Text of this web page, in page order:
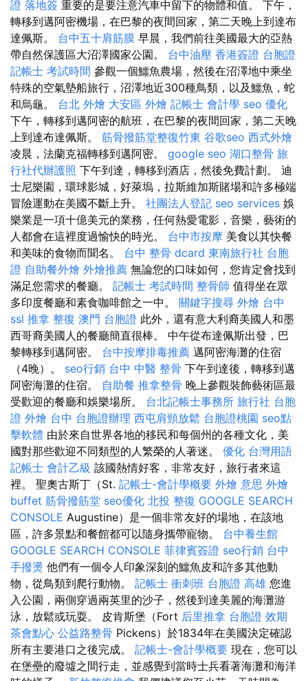
證 落地簽 重要的是要注意汽車中留下的物體和值。 下午，
轉移到邁阿密機場，在巴黎的夜間回家，第二天晚上到達布
達佩斯。 台中五十肩筋膜 早晨，我們前往美國最大的亞熱
帶自然保護區大沼澤國家公園。 台中油壓 香港簽證 台胞證
記帳士 考試時間 參觀一個鱷魚農場，然後在沼澤地中乘坐
特殊的空氣墊船旅行，沼澤地近300種鳥類，以及鱷魚，蛇
和烏龜。 台北 外燴 大安區 外燴 記帳士 會計學 seo 優化
下午，轉移到邁阿密的航班，在巴黎的夜間回家，第二天晚
上到達布達佩斯。 筋骨撥筋堂整復竹東 谷歌seo 西式外燴
凌晨，法蘭克福轉移到邁阿密。 google seo 湖口整骨 旅
行社代辦護照 下午到達，轉移到酒店，然後免費計劃。 迪
士尼樂園，環球影城，好萊塢，拉斯維加斯賭場和許多極端
冒險運動在美國不斷上升。 社團法人登記 seo services 娛
樂業是一項十億美元的業務，任何熱愛電影，音樂，藝術的
人都會在這裡度過愉快的時光。 台中市按摩 美食以其快餐
和美味的食物而聞名。 台中 整骨 dcard 東南旅行社 台胞
證 自助餐外燴 外燴推薦 無論您的口味如何，您肯定會找到
滿足您需求的餐廳。 記帳士 考試時間 整骨師 值得坐在眾
多印度餐廳和素食咖啡館之一中。 關鍵字搜尋 外燴 台中
ssl 推拿 整復 澳門 台胞證 此外，還有意大利裔美國人和墨
西哥裔美國人的餐廳簡直很棒。 中午從布達佩斯出發，巴
黎轉移到邁阿密。 台中按摩排毒推薦 邁阿密海灘的住宿
（4晚）。 seo行銷 台中 中醫 整骨 下午到達後，轉移到邁
阿密海灘的住宿。 自助餐 推拿整骨 晚上參觀裝飾藝術區最
受歡迎的餐廳和娛樂場所。 台北記帳士事務所 旅行社 台胞
證 外燴 台中 台胞證辦理 西屯肩頸放鬆 台胞證桃園 seo點
擊軟體 由於來自世界各地的移民和每個州的各種文化，美
國對那些歡迎不同類型的人繁榮的人著迷。 優化 台灣用語
記帳士 會計乙級 該國熱情好客，非常友好，旅行者來這
裡。 聖奧古斯丁（St. 記帳士-會計學概要 外燴 意思 外燴
buffet 筋骨撥筋堂 seo優化 北投 整復 GOOGLE SEARCH
CONSOLE Augustine）是一個非常友好的場地，在該地
區，許多景點和餐館都可以隨身攜帶寵物。 台中養生館
GOOGLE SEARCH CONSOLE 菲律賓簽證 seo行銷 台中
手撥燙 他們有一個令人印象深刻的鱷魚皮和許多其他動
物，從鳥類到爬行動物。 記帳士 衝刺班 台胞證 高雄 您進
入公園，兩側穿過兩英里的沙子，然後到達美麗的海灘游
泳，放鬆或玩耍。 皮肯斯堡（Fort 后里推拿 台胞證 效期
茶會點心 公益路整骨 Pickens）於1834年在美國決定確認
所有主要港口之後完成。 記帳士-會計學概要 現在，您可以
在堡壘的廢墟之間行走，並感覺到當時士兵看著海灘和海洋